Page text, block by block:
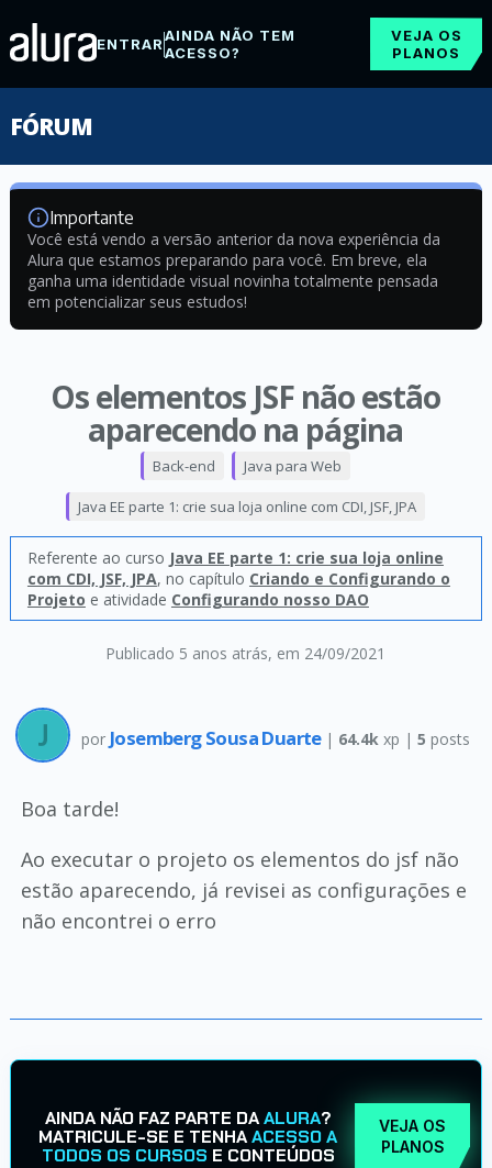
ENTRARAINDA NÃO TEM
ACESSO?
VEJA OS
PLANOS
FÓRUM
Importante
Você está vendo a versão anterior da nova experiência da
Alura que estamos preparando para você. Em breve, ela
ganha uma identidade visual novinha totalmente pensada
em potencializar seus estudos!
Os elementos JSF não estão
aparecendo na página
Publicado 5 anos atrás, em 24/09/2021
Back-end Java para Web
Java EE parte 1: crie sua loja online com CDI, JSF, JPA
Referente ao curso Java EE parte 1: crie sua loja online
com CDI, JSF, JPA, no capítulo Criando e Configurando o
Projeto e atividade Configurando nosso DAO
por Josemberg Sousa Duarte | 64.4k xp |5 posts
Boa tarde!
Ao executar o projeto os elementos do jsf não
estão aparecendo, já revisei as configurações e
não encontrei o erro
AINDA NÃO FAZ PARTE DAALURA?
MATRICULE-SE E TENHAACESSO A
TODOS OS CURSOS E CONTEÚDOS
VEJA OS
PLANOS